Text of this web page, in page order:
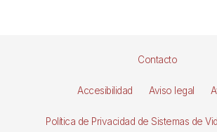
Contacto
Accesibilidad Aviso legal
Política de Privacidad de Sistemas de